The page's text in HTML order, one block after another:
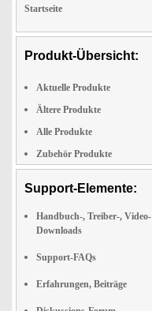
Startseite
Produkt-Übersicht:
Aktuelle Produkte
Ältere Produkte
Alle Produkte
Zubehör Produkte
Support-Elemente:
Handbuch-, Treiber-, Video-
Downloads
Support-FAQs
Erfahrungen, Beiträge